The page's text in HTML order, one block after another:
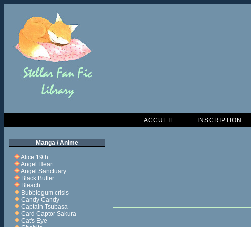
ACCUEIL INSCRIPTION
Manga / Anime
Alice 19th
Angel Heart
Angel Sanctuary
Black Butler
Bleach
Bubblegum crisis
Candy Candy
Captain Tsubasa
Card Captor Sakura
Cat's Eye